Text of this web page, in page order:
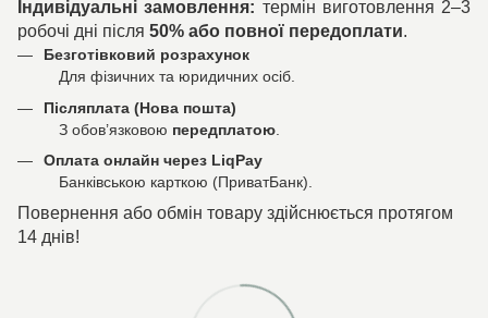
Індивідуальні замовлення: термін виготовлення 2–3
робочі дні після 50% або повної передоплати.
Безготівковий розрахунок
Для фізичних та юридичних осіб.
Післяплата (Нова пошта)
З обов’язковою передплатою
Оплата онлайн через LiqPay
Банківською карткою (ПриватБанк).
Повернення або обмін товару здійснюється протягом
14 днів!